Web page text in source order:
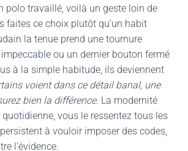
polo travaillé, voilà un geste loin de
faites ce choix plutôt qu’un habit
la tenue prend une tournure
ou un dernier bouton fermé
à la simple habitude, ils deviennent
voient dans ce détail banal, une
bien la différence. La modernité
vous le ressentez tous les
à vouloir imposer des codes,
l’évidence.